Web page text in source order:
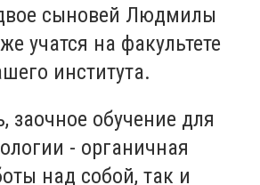
сыновей Людмилы
учатся на факультете
института.
заочное обучение для
- органичная
над собой, так и